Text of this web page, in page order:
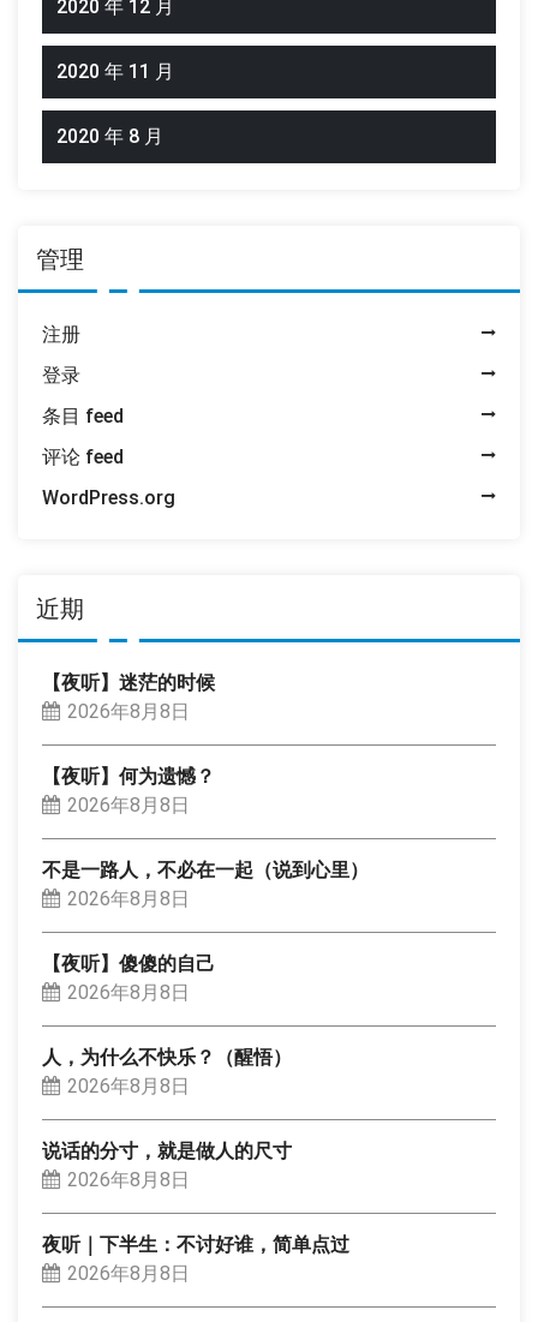
2020 年 12 月
2020 年 11 月
2020 年 8 月
管理
注册
登录
条目 feed
评论 feed
WordPress.org
近期
【夜听】迷茫的时候
2026年8月8日
【夜听】何为遗憾？
2026年8月8日
不是一路人，不必在一起（说到心里）
2026年8月8日
【夜听】傻傻的自己
2026年8月8日
人，为什么不快乐？（醒悟）
2026年8月8日
说话的分寸，就是做人的尺寸
2026年8月8日
夜听｜下半生：不讨好谁，简单点过
2026年8月8日